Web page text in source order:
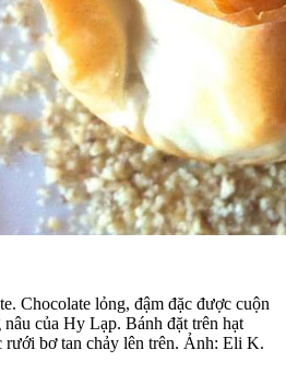
Chocolate lỏng, đậm đặc được cuộn
của Hy Lạp. Bánh đặt trên hạt
rưới bơ tan chảy lên trên. Ảnh: Eli K.